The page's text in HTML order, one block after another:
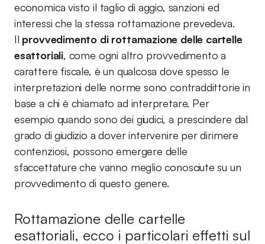
economica visto il taglio di aggio, sanzioni ed
interessi che la stessa rottamazione prevedeva.
Il provvedimento di rottamazione delle cartelle
esattoriali, come ogni altro provvedimento a
carattere fiscale, è un qualcosa dove spesso le
interpretazioni delle norme sono contraddittorie in
base a chi è chiamato ad interpretare. Per
esempio quando sono dei giudici, a prescindere dal
grado di giudizio a dover intervenire per dirimere
contenziosi, possono emergere delle
sfaccettature che vanno meglio conosciute su un
provvedimento di questo genere.
Rottamazione delle cartelle
esattoriali, ecco i particolari effetti sul